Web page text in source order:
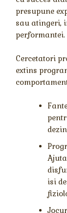
presupune
sau atingeri,
performantei.
Cercetatori
extins
isi